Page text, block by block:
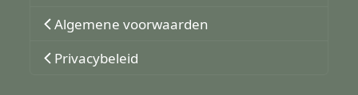
Algemene voorwaarden
Privacybeleid